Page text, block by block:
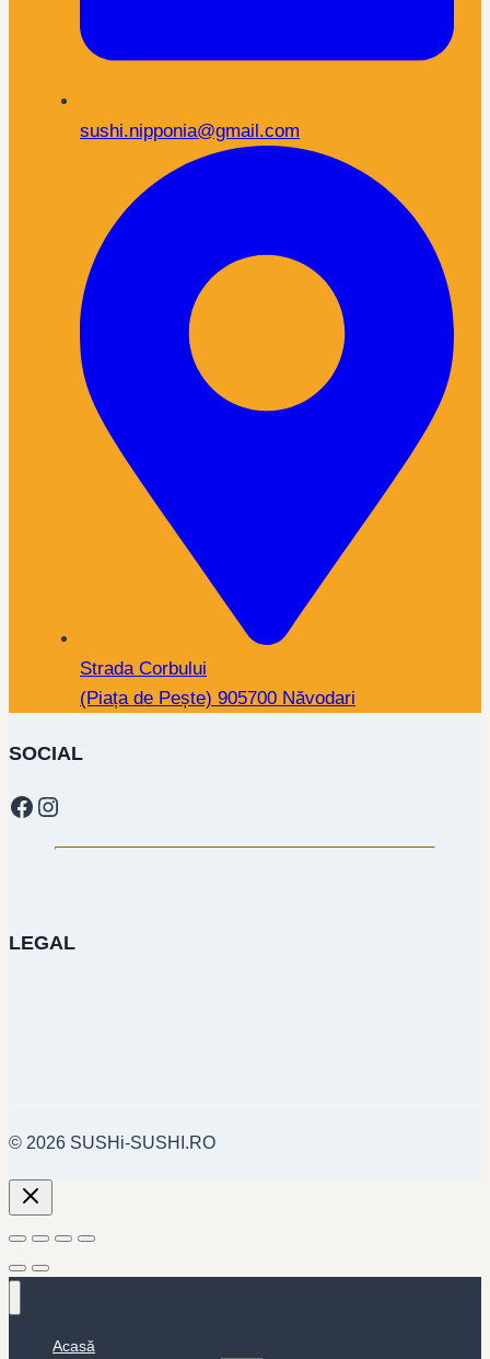
sushi.nipponia@gmail.com
Strada Corbului
(Piața de Pește) 905700 Năvodari
SOCIAL
Facebook
Instagram
LEGAL
© 2026 SUSHi-SUSHI.RO
Acasă